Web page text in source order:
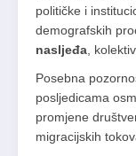
političke i
demografskih
nasljeđa,
Posebna
posljedicama
promjene
migracijskih